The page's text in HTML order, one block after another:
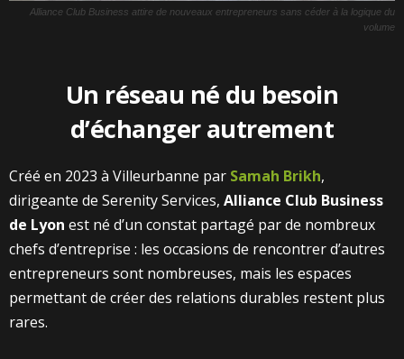
Alliance Club Business attire de nouveaux entrepreneurs sans céder à la logique du
volume
Un réseau né du besoin
d’échanger autrement
Créé en 2023 à Villeurbanne par Samah Brikh,
dirigeante de Serenity Services, Alliance Club Business
de Lyon est né d’un constat partagé par de nombreux
chefs d’entreprise : les occasions de rencontrer d’autres
entrepreneurs sont nombreuses, mais les espaces
permettant de créer des relations durables restent plus
rares.